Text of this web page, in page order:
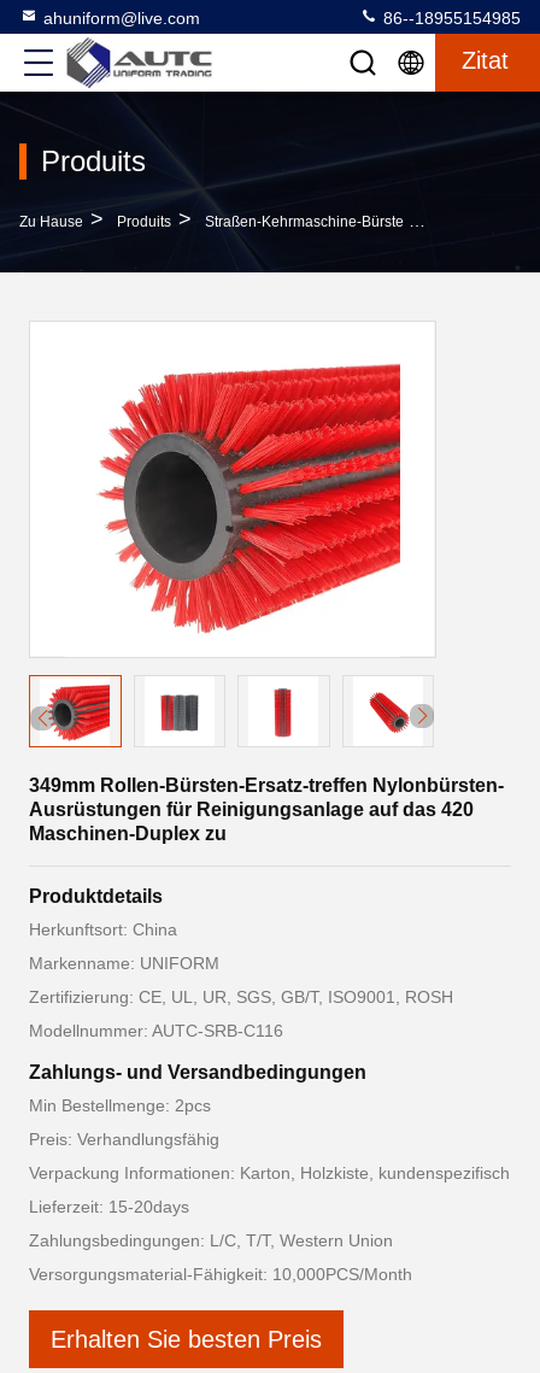
ahuniform@live.com 86--18955154985
Zitat
Produits
Zu Hause > Produits > Straßen-Kehrmaschine-Bürste >
349mm Rollen-Bürsten-Ersatz-treffen Nylonbürsten-
Ausrüstungen für Reinigungsanlage auf das 420
Maschinen-Duplex zu
Produktdetails
Herkunftsort: China
Markenname: UNIFORM
Zertifizierung: CE, UL, UR, SGS, GB/T, ISO9001, ROSH
Modellnummer: AUTC-SRB-C116
Zahlungs- und Versandbedingungen
Min Bestellmenge: 2pcs
Preis: Verhandlungsfähig
Verpackung Informationen: Karton, Holzkiste, kundenspezifisch
Lieferzeit: 15-20days
Zahlungsbedingungen: L/C, T/T, Western Union
Versorgungsmaterial-Fähigkeit: 10,000PCS/Month
Erhalten Sie besten Preis